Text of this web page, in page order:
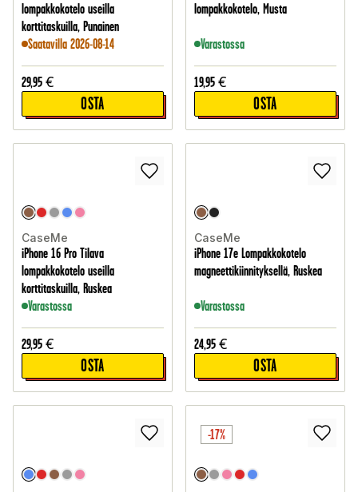
lompakkokotelo useilla
korttitaskuilla, Punainen
Saatavilla 2026-08-14
29,95 €
OSTA
lompakkokotelo, Musta
Varastossa
19,95 €
OSTA
CaseMe
iPhone 16 Pro Tilava
lompakkokotelo useilla
korttitaskuilla, Ruskea
Varastossa
29,95 €
OSTA
CaseMe
iPhone 17e Lompakkokotelo
magneettikiinnityksellä, Ruskea
Varastossa
24,95 €
OSTA
-17%